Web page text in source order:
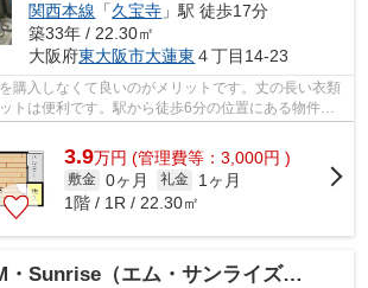
関西本線 「久宝寺 」駅 徒歩17分
築33年 / 22.30㎡
大阪府東大阪市大蓮東 ４丁目14-23
購入しなくて良いのがメリットです。丈の長い衣類
トは便利です。駅から徒歩6分の位置にある物件な
3.9万円 (管理費等：3,000円 )
敷金 0ヶ月 礼金
1ヶ月
1階 / 1R / 22.30㎡
・Sunrise（エム・サンライズ）（久宝寺口賃貸）